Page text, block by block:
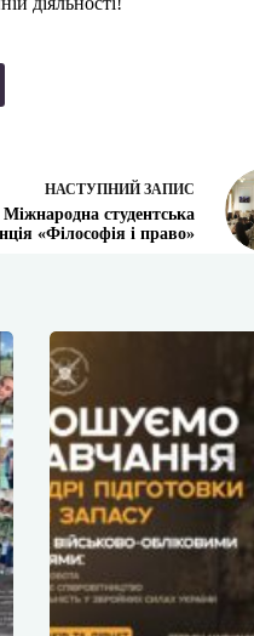
НАСТУПНИЙ ЗАПИС
Міжнародна студентська
«Філософія і право»